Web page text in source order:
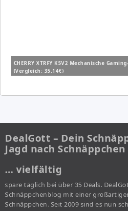
CHERRY XTRFY K5V2 Mechanische
(Vergleich: 35,14€)
DealGott – Dein
Jagd nach
… vielfältig
spare täglich bei über 35 Deals.
Schnäppchenblog mit einer
Schnäppchen. Seit 2009 sind es nun